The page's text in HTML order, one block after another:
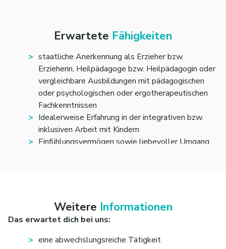
Erwartete Fähigkeiten
staatliche Anerkennung als Erzieher bzw.
Erzieherin, Heilpädagoge bzw. Heilpädagogin oder
vergleichbare Ausbildungen mit pädagogischen
oder psychologischen oder ergotherapeutischen
Fachkenntnissen
Idealerweise Erfahrung in der integrativen bzw.
inklusiven Arbeit mit Kindern
Einfühlungsvermögen sowie liebevoller Umgang
Weitere Informationen
Das erwartet dich bei uns:
eine abwechslungsreiche Tätigkeit